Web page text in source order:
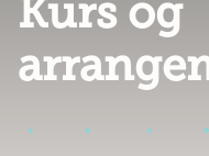
Kurs og